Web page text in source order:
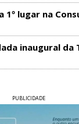
lugar na
inaugural da
PUBLICIDADE